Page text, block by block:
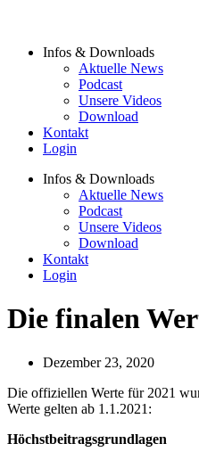
Infos & Downloads
Aktuelle News
Podcast
Unsere Videos
Download
Kontakt
Login
Infos & Downloads
Aktuelle News
Podcast
Unsere Videos
Download
Kontakt
Login
Die finalen
Dezember 23, 2020
Die offiziellen Werte für 2021
Werte gelten ab 1.1.2021:
Höchstbeitragsgrundlagen